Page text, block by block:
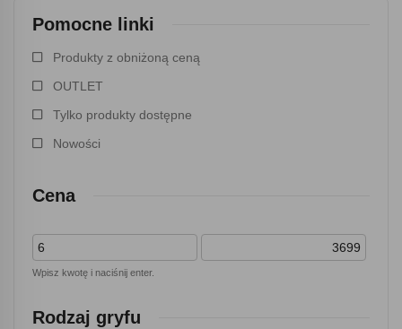
Pomocne linki
Produkty z obniżoną ceną
OUTLET
Tylko produkty dostępne
Nowości
Cena
Wpisz kwotę i naciśnij enter.
Rodzaj gryfu